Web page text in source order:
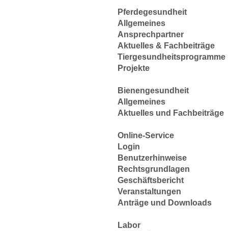
Pferdegesundheit
Allgemeines
Ansprechpartner
Aktuelles & Fachbeiträge
Tiergesundheitsprogramme
Projekte
Bienengesundheit
Allgemeines
Aktuelles und Fachbeiträge
Online-Service
Login
Benutzerhinweise
Rechtsgrundlagen
Geschäftsbericht
Veranstaltungen
Anträge und Downloads
Labor